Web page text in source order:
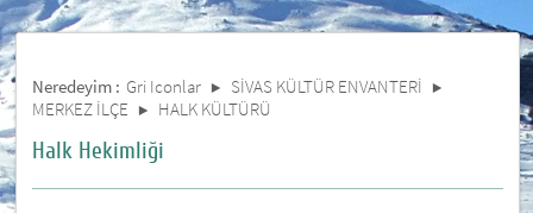
Neredeyim : Gri Iconlar
SİVAS KÜLTÜR ENVANTERİ
MERKEZ İLÇE
HALK KÜLTÜRÜ
Halk Hekimliği